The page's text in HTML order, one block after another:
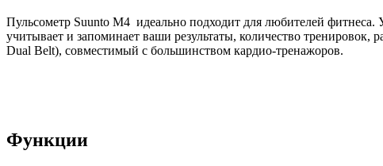
Пульсометр Suunto M4 идеально подходит для любителей
учитывает и запоминает ваши результаты, количество
Dual Belt), совместимый с большинством кардио-тренажоров.
Функции